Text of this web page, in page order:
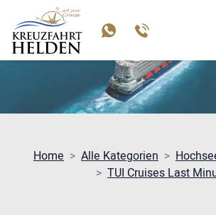
Home Alle Kategorien
TUI Cruises Last